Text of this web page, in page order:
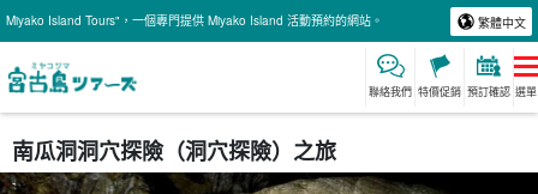
Miyako Island Tours"，一個專門提供 Miyako Island 活動預約的網站。 繁體中文
聯絡我們 特價促銷 預訂確認 選單
南瓜洞洞穴探險（洞穴探險）之旅